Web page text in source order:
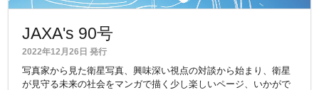
JAXA's 90号
2022年12月26日 発行
写真家から見た衛星写真、興味深い視点の対談から始まり、衛星
が見守る未来の社会をマンガで描く少し楽しいページ、いかがで